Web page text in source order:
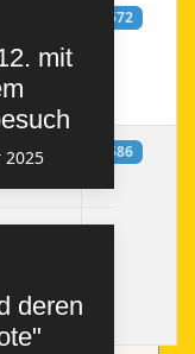
mit
2025
deren
1572
2586